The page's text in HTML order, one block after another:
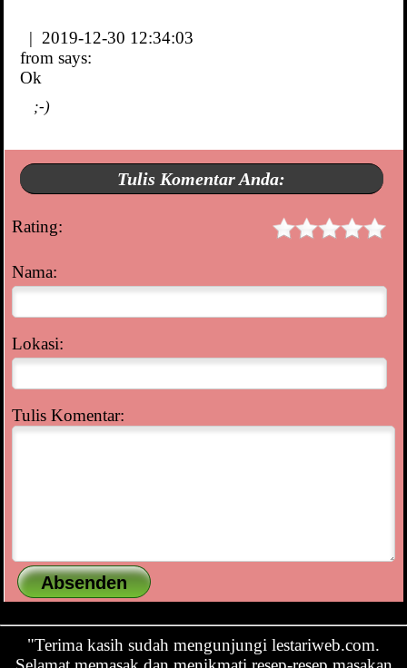
| 2019-12-30 12:34:03
from says:
Ok
;-)
Tulis Komentar Anda:
Rating:
Nama:
Lokasi:
Tulis Komentar:
"Terima kasih sudah mengunjungi lestariweb.com.